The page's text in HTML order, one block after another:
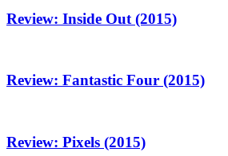
Review: Inside Out (2015)
Review: Fantastic Four (2015)
Review: Pixels (2015)